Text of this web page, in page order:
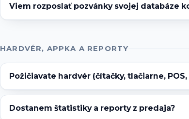
Viem rozposlať pozvánky svojej databáze
HARDVÉR, APPKA A REPORTY
Požičiavate hardvér (čítačky, tlačiarne, POS,
Dostanem štatistiky a reporty z predaja?